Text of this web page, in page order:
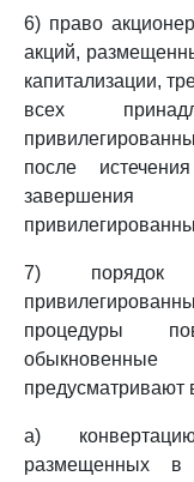
6) право
акций,
капитализации,
всех
после
завершения
7) порядок
процедуры
предусматривают
а)
размещенных в